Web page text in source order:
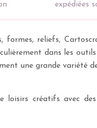
expédiées
reliefs,
dans les
une grande variété
loisirs créatifs avec